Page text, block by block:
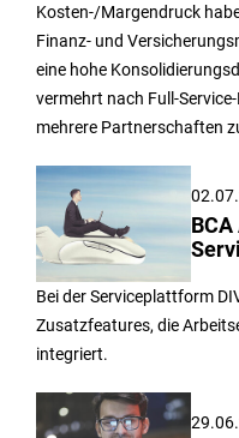
Kosten-/Margendruck
Finanz- und
eine hohe
vermehrt nach Full-
mehrere Partnerschaften
Bei der Serviceplattform
Zusatzfeatures, die
integriert.